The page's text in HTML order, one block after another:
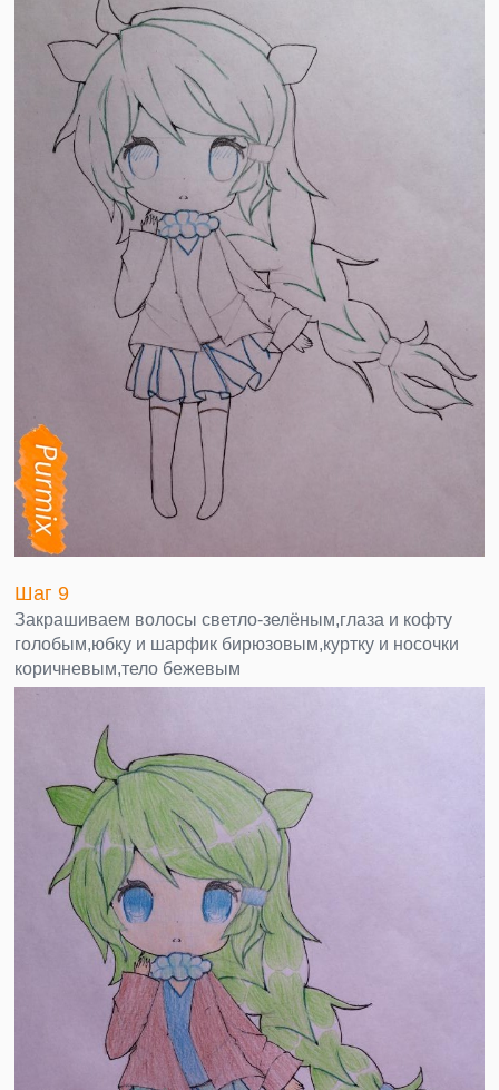
Шаг 9
Закрашиваем волосы светло-зелёным,глаза и кофту
голобым,юбку и шарфик бирюзовым,куртку и носочки
коричневым,тело бежевым